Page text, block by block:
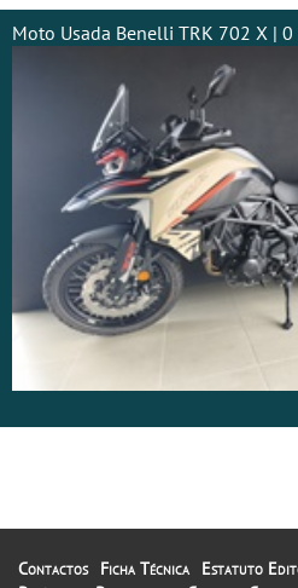
Moto Usada Benelli TRK 702 X | 0
Contactos Ficha Técnica
Estatuto